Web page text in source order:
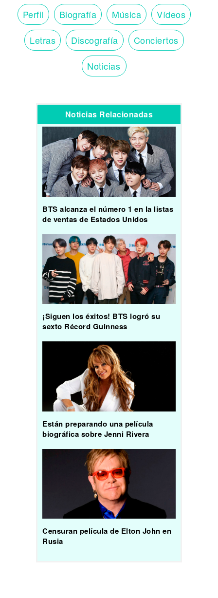
Perfil Biografía Música Vídeos
Letras Discografía Conciertos
Noticias
Noticias Relacionadas
BTS alcanza el número 1 en la listas
de ventas de Estados Unidos
¡Siguen los éxitos! BTS logró su
sexto Récord Guinness
Están preparando una película
biográfica sobre Jenni Rivera
Censuran película de Elton John en
Rusia